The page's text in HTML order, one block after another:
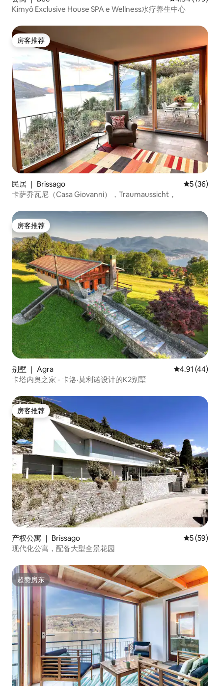
Kimyô Exclusive House SPA e Wellness水疗养生中心
房客推荐
房客推荐
民居 ｜ Brissago 平均评分
5 (36)
卡萨乔瓦尼（Casa Giovanni），Traumaussicht，
房客推荐
房客推荐
别墅 ｜ Agra 平均评分
4.91 (44)
卡塔内奥之家 - 卡洛·莫利诺设计的K2别墅
房客推荐
房客推荐
产权公寓 ｜ Brissago 平均评分
5 (59)
现代化公寓，配备大型全景花园
超赞房东
超赞房东